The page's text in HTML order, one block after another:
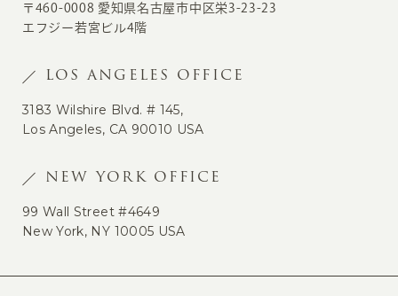
〒460-0008 愛知県名古屋市中区栄3-23-23
エフジー若宮ビル4階
LOS ANGELES OFFICE
3183 Wilshire Blvd. # 145,
Los Angeles, CA 90010 USA
NEW YORK OFFICE
99 Wall Street #4649
New York, NY 10005 USA